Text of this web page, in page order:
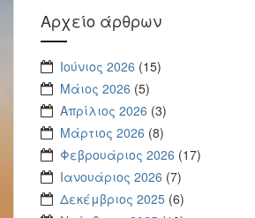
Αρχείο άρθρων
Ιούνιος 2026 (15)
Μάιος 2026 (5)
Απρίλιος 2026 (3)
Μάρτιος 2026 (8)
Φεβρουάριος 2026 (17)
Ιανουάριος 2026 (7)
Δεκέμβριος 2025 (6)